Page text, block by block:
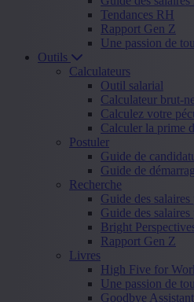
Tendances RH
Rapport Gen Z
Une passion de
Outils
Calculateurs
Outil salarial
Calculateur brut-
Calculez votre
Calculer la prime
Postuler
Guide de
Guide de
Recherche
Guide des
Guide des
Bright
Rapport Gen Z
Livres
High Five for
Une passion de
Goodbye Assistant